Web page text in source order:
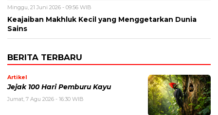
Minggu, 21 Juni 2026 - 09:56 WIB
Keajaiban Makhluk Kecil yang Menggetarkan Dunia
Sains
BERITA TERBARU
Artikel
Jejak 100 Hari Pemburu Kayu
Jumat, 7 Agu 2026 - 16:30 WIB